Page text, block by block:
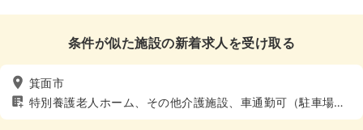
条件が似た施設の新着求人を受け取る
箕面市
特別養護老人ホーム、その他介護施設、車通勤可（駐車場
有）